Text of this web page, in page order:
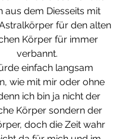
aus dem Diesseits mit
für den alten
Körper für immer
verbannt.
einfach langsam
wie mit mir oder ohne
ich bin ja nicht der
Körper sondern der
doch die Zeit wahr